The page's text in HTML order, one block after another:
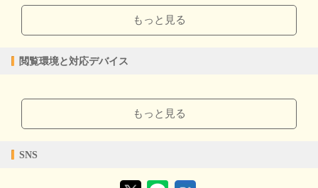
ページ数
160ページ
【販売形態】
もっと見る
閲覧環境と対応デバイス
ブラウザビューア・PC版ConTenDoビューア・モバイルビューア
【対応デバイス】
もっと見る
SNS